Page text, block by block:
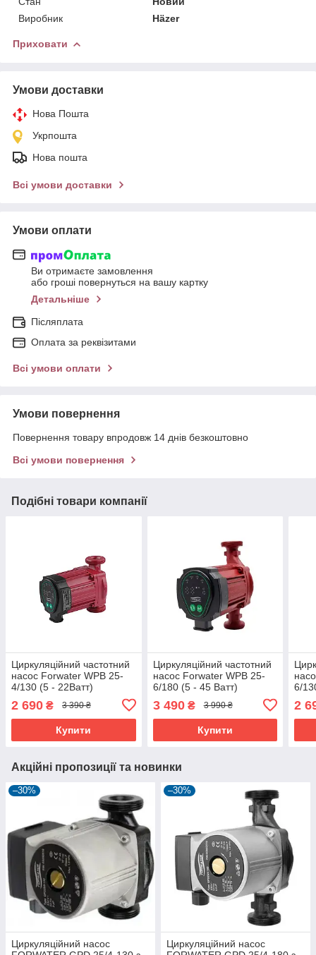
Виробник
Häzer
Приховати
Умови доставки
Нова Пошта
Укрпошта
Нова пошта
Всі умови доставки
Умови оплати
Ви отримаєте замовлення
або гроші повернуться на вашу картку
Детальніше
Післяплата
Оплата за реквізитами
Всі умови оплати
Умови повернення
Повернення товару впродовж 14 днів безкоштовно
Всі умови повернення
Подібні товари компанії
Циркуляційний частотний
насос Forwater WPB 25-
4/130 (5 - 22Ватт)
2 690 ₴ 3 390 ₴
Купити
Циркуляційний частотний
насос Forwater WPB 25-
6/180 (5 - 45 Ватт)
3 490₴ 3 990 ₴
Купити
6/
2
Акційні пропозиції та новинки
–30%
Циркуляційний насос
–30%
Циркуляційний насос